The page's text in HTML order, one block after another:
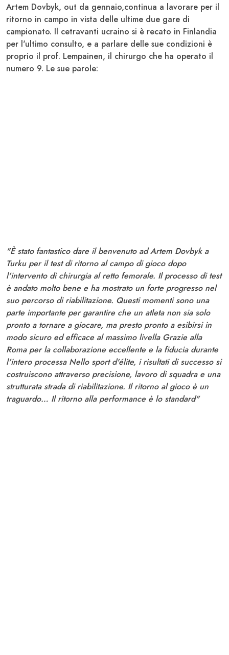
Artem Dovbyk, out da gennaio,continua a lavorare per il
ritorno in campo in vista delle ultime due gare di
campionato. Il cetravanti ucraino si è recato in Finlandia
per l'ultimo consulto, e a parlare delle sue condizioni è
proprio il prof. Lempainen, il chirurgo che ha operato il
numero 9. Le sue parole:
"È stato fantastico dare il benvenuto ad Artem Dovbyk a
Turku per il test di ritorno al campo di gioco dopo
l'intervento di chirurgia al retto femorale. Il processo di test
è andato molto bene e ha mostrato un forte progresso nel
suo percorso di riabilitazione. Questi momenti sono una
parte importante per garantire che un atleta non sia solo
pronto a tornare a giocare, ma presto pronto a esibirsi in
modo sicuro ed efficace al massimo livella Grazie alla
Roma per la collaborazione eccellente e la fiducia durante
l'intero processa Nello sport d'élite, i risultati di successo si
costruiscono attraverso precisione, lavoro di squadra e una
strutturata strada di riabilitazione. Il ritorno al gioco è un
traguardo… Il ritorno alla performance è lo standard"